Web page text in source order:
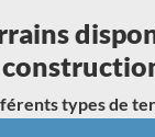
types de